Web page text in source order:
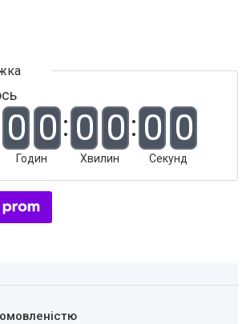
0 0
Годин
0 0
Хвилин
0 0
Секунд